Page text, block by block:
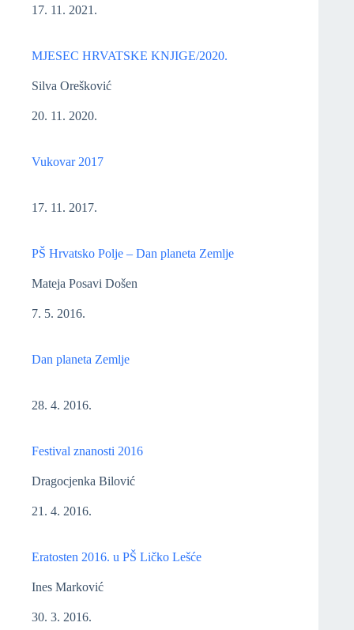
17. 11. 2021.
MJESEC HRVATSKE KNJIGE/2020.
Silva Orešković
20. 11. 2020.
Vukovar 2017
17. 11. 2017.
PŠ Hrvatsko Polje – Dan planeta Zemlje
Mateja Posavi Došen
7. 5. 2016.
Dan planeta Zemlje
28. 4. 2016.
Festival znanosti 2016
Dragocjenka Bilović
21. 4. 2016.
Eratosten 2016. u PŠ Ličko Lešće
Ines Marković
30. 3. 2016.